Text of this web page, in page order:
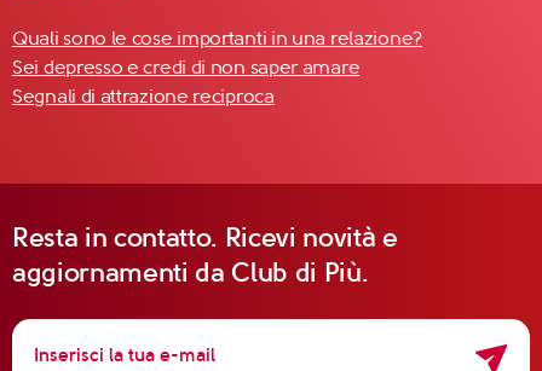
Quali sono le cose importanti in una relazione?
Sei depresso e credi di non saper amare
Segnali di attrazione reciproca
Resta in contatto. Ricevi novità e
aggiornamenti da Club di Più.